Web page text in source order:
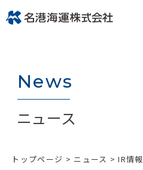
News
ニュース
トップページ > ニュース >IR情報